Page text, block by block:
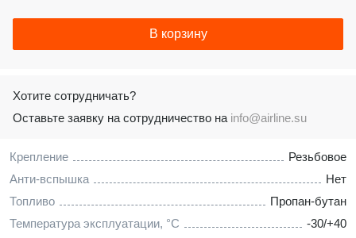
Крепление
Резьбовое
Анти-вспышка
Нет
Топливо
Пропан-бутан
Температура эксплуатации, °С
-30/+40
В корзину
Хотите сотрудничать?
Оставьте заявку на сотрудничество на info@airline.su